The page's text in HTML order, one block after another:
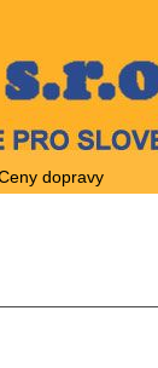
dopravy